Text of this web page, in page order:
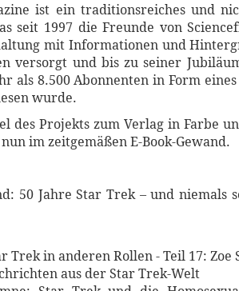
ist ein traditionsreiches und
seit 1997 die Freunde von
mit Informationen und
versorgt und bis zu seiner
als 8.500 Abonnenten in Form
wurde.
des Projekts zum Verlag in Farbe
im zeitgemäßen E-Book-Gewand.
50 Jahre Star Trek – und niemals
Trek in anderen Rollen - Teil 17: Zoe
aus der Star Trek-Welt